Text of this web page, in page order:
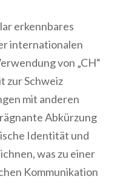
erkennbares
internationalen
von „CH“
zur Schweiz
mit anderen
Abkürzung
Identität und
was zu einer
Kommunikation